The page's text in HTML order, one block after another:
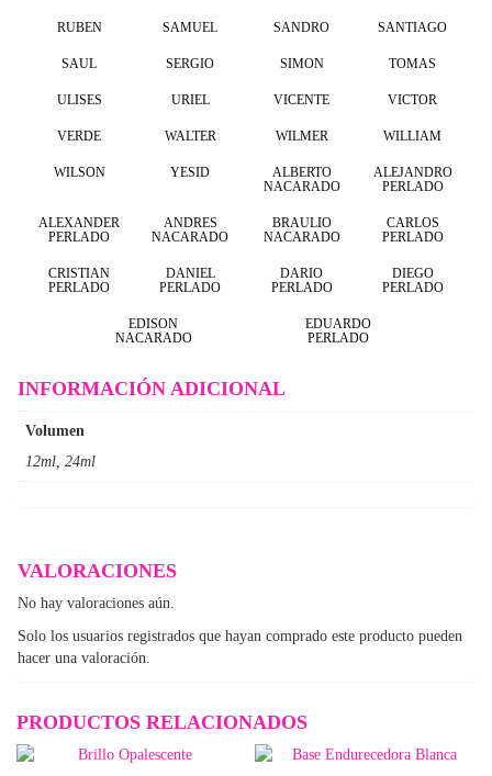
RUBEN SAMUEL SANDRO SANTIAGO
SAUL SERGIO SIMON TOMAS
ULISES URIEL VICENTE VICTOR
VERDE WALTER WILMER WILLIAM
WILSON YESID
ALBERTO
NACARADO
ALEJANDRO
PERLADO
ALEXANDER
PERLADO
ANDRES
NACARADO
BRAULIO
NACARADO
CARLOS
PERLADO
CRISTIAN
PERLADO
DANIEL
PERLADO
DARIO
PERLADO
DIEGO
PERLADO
EDISON
NACARADO
EDUARDO
PERLADO
INFORMACIÓN ADICIONAL
Volumen
12ml, 24ml
VALORACIONES
No hay valoraciones aún.
Solo los usuarios registrados que hayan comprado este producto pueden
hacer una valoración.
PRODUCTOS RELACIONADOS